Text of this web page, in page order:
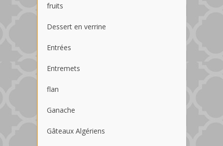
fruits
Dessert en verrine
Entrées
Entremets
flan
Ganache
Gâteaux Algériens